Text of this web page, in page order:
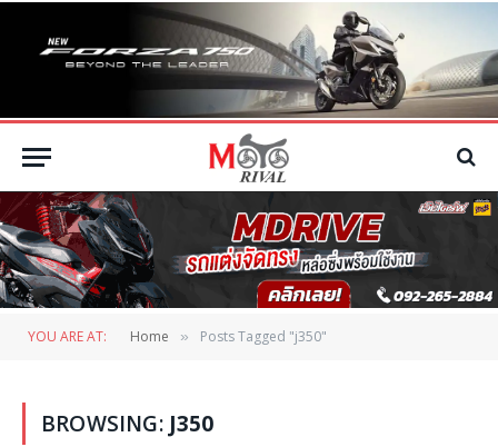
YOU ARE AT: Home » Posts Tagged "j350"
BROWSING: J350